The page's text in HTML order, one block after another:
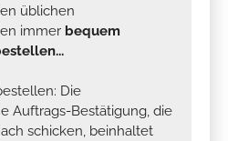
üblichen
immer bequem
Die
Auftrags-Bestätigung, die
schicken, beinhaltet